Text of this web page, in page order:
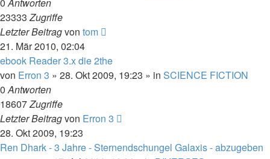
23333Zugriffe
Letzter Beitragvon tom
21. Mär 2010, 02:04
ebook Reader 3.x die 2the
von Erron 3 » 28. Okt 2009, 19:23 » in SCIENCE FICTION
0Antworten
18607Zugriffe
Letzter Beitragvon Erron 3
28. Okt 2009, 19:23
Ren Dhark - 3 Jahre - Sternendschungel Galaxis - abzugeben